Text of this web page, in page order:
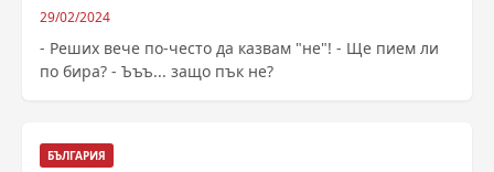
29/02/2024
- Реших вече по-често да казвам "не"! - Ще пием ли
по бира? - Ъъъ... защо пък не?
БЪЛГАРИЯ